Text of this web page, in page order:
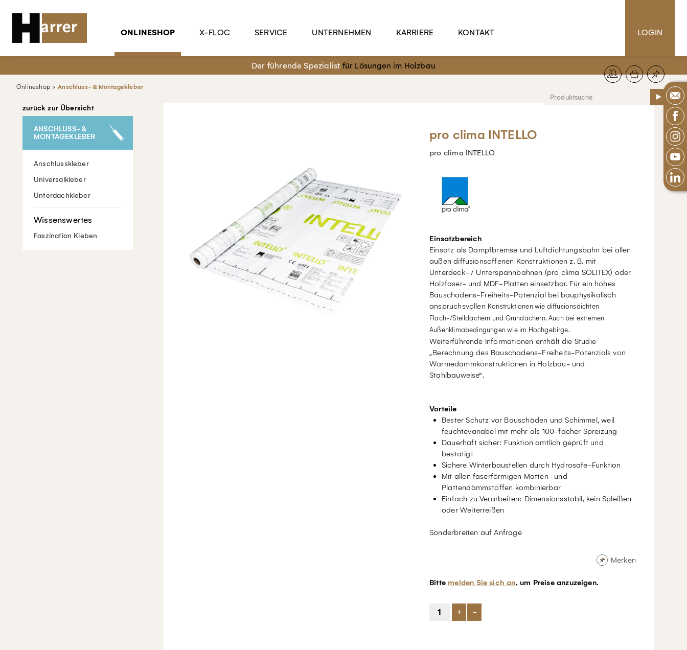
ONLINESHOP X-FLOC SERVICE UNTERNEHMEN KARRIERE KONTAKT LOGIN
Der führende Spezialist für Lösungen im Holzbau
Onlineshop Anschluss- & Montagekleber
zurück zur Übersicht
ANSCHLUSS- &
MONTAGEKLEBER
Anschlusskleber
Universalkleber
Unterdachkleber
Faszination Kleben
pro clima INTELLO
pro clima INTELLO
Einsatzbereich
Einsatz als Dampfbremse und Luftdichtungsbahn bei allen
außen diffusionsoffenen Konstruktionen z. B. mit
Unterdeck- / Unterspannbahnen (pro clima SOLITEX) oder
Holzfaser- und MDF-Platten einsetzbar. Für ein hohes
Bauschadens-Freiheits-Potenzial bei bauphysikalisch
anspruchsvollen Konstruktionen wie diffusionsdichten
Flach-/Steildächern und Gründächern. Auch bei extremen
Außenklimabedingungen wie im Hochgebirge.
Weiterführende Informationen enthält die Studie
„Berechnung des Bauschadens-Freiheits-Potenzials von
Wärmedämmkonstruktionen in Holzbau- und
Stahlbauweise“.
Vorteile
Bester Schutz vor Bauschäden und Schimmel, weil
feuchtevariabel mit mehr als 100-facher Spreizung
Dauerhaft sicher: Funktion amtlich geprüft und
bestätigt
Sichere Winterbaustellen durch Hydrosafe-Funktion
Mit allen faserförmigen Matten- und
Plattendämmstoffen kombinierbar
Einfach zu Verarbeiten: Dimensionsstabil, kein Spleißen
oder Weiterreißen
Sonderbreiten auf Anfrage
Merken
Bitte melden Sie sich an, um Preise anzuzeigen.
+ -